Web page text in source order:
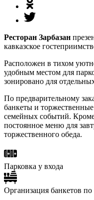
Ресторан Зарбазан
кавказское
Расположен в тихом
удобным местом для
зонировано для
По предварительному
банкеты и
семейных событий.
постоянное меню для
торжественного обеда.
Парковка у входа
Организация банкетов по